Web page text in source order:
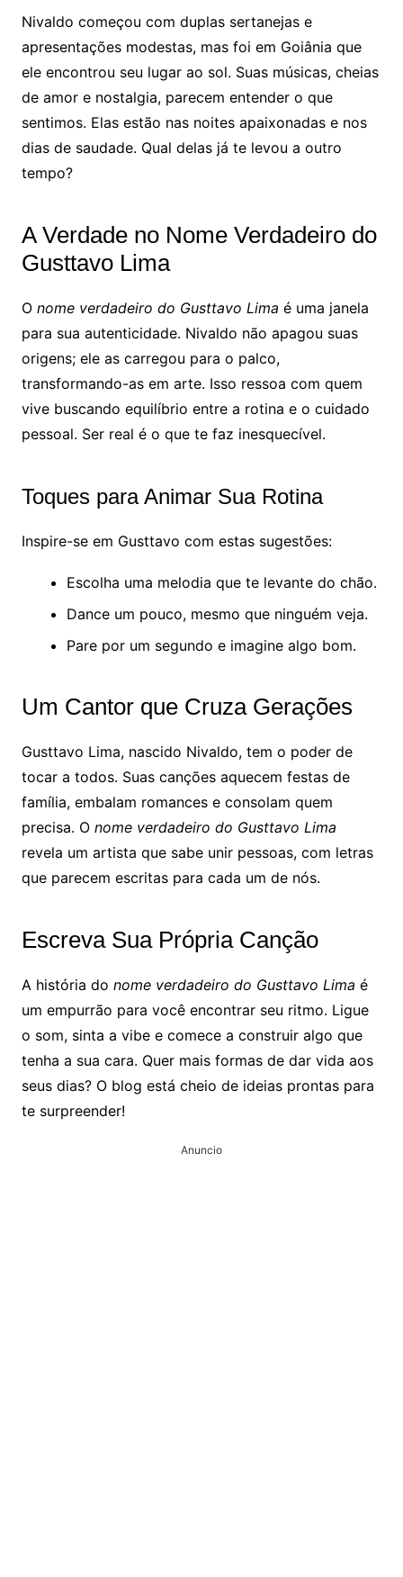
Nivaldo começou com duplas sertanejas e
apresentações modestas, mas foi em Goiânia que
ele encontrou seu lugar ao sol. Suas músicas, cheias
de amor e nostalgia, parecem entender o que
sentimos. Elas estão nas noites apaixonadas e nos
dias de saudade. Qual delas já te levou a outro
tempo?
A Verdade no Nome Verdadeiro do
Gusttavo Lima
O nome verdadeiro do Gusttavo Lima é uma janela
para sua autenticidade. Nivaldo não apagou suas
origens; ele as carregou para o palco,
transformando-as em arte. Isso ressoa com quem
vive buscando equilíbrio entre a rotina e o cuidado
pessoal. Ser real é o que te faz inesquecível.
Toques para Animar Sua Rotina
Inspire-se em Gusttavo com estas sugestões:
Escolha uma melodia que te levante do chão.
Dance um pouco, mesmo que ninguém veja.
Pare por um segundo e imagine algo bom.
Um Cantor que Cruza Gerações
Gusttavo Lima, nascido Nivaldo, tem o poder de
tocar a todos. Suas canções aquecem festas de
família, embalam romances e consolam quem
precisa. O nome verdadeiro do Gusttavo Lima
revela um artista que sabe unir pessoas, com letras
que parecem escritas para cada um de nós.
Escreva Sua Própria Canção
A história do nome verdadeiro do Gusttavo Lima é
um empurrão para você encontrar seu ritmo. Ligue
o som, sinta a vibe e comece a construir algo que
tenha a sua cara. Quer mais formas de dar vida aos
seus dias? O blog está cheio de ideias prontas para
te surpreender!
Anuncio